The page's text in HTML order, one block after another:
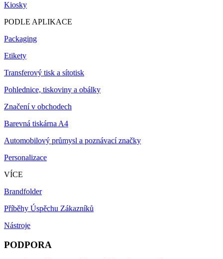
Kiosky
PODLE APLIKACE
Packaging
Etikety
Transferový tisk a sítotisk
Pohlednice, tiskoviny a obálky
Značení v obchodech
Barevná tiskárna A4
Automobilový průmysl a poznávací značky
Personalizace
VÍCE
Brandfolder
Příběhy Úspěchu Zákazníků
Nástroje
PODPORA